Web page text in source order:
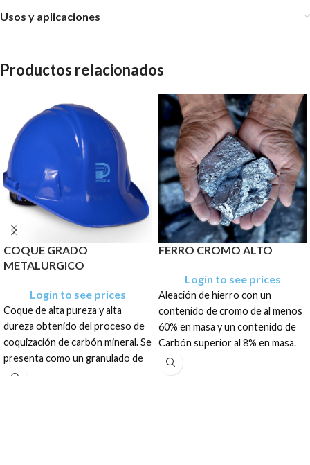
Usos y aplicaciones
Productos relacionados
COQUE GRADO
METALURGICO
Login to see prices
Coque de alta pureza y alta
dureza obtenido del proceso de
coquización de carbón mineral. Se
presenta como un granulado de
color gris opaco
FERRO CROMO ALTO
Login to see prices
Aleación de hierro con un
contenido de cromo de al menos
60% en masa y un contenido de
Carbón superior al 8% en masa.
Se presenta en forma de piedra
color plata de opaca a brillante.